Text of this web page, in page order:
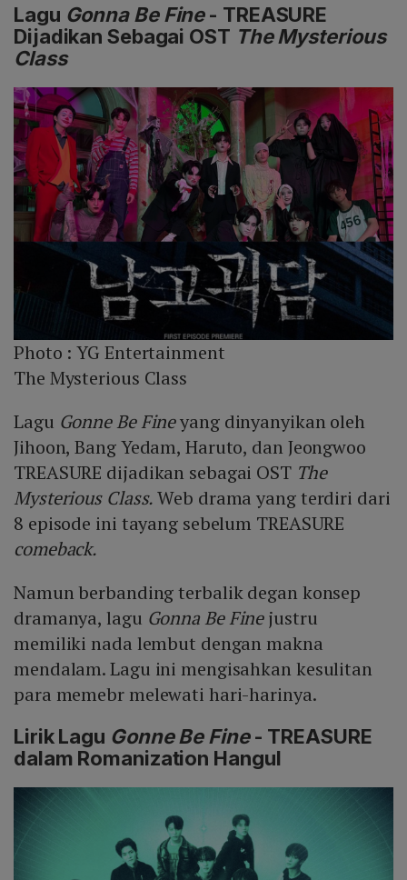
Lagu Gonna Be Fine- TREASURE
Dijadikan Sebagai OST The Mysterious
Class
Photo :YG Entertainment
The Mysterious Class
Lagu Gonne Be Fineyang dinyanyikan oleh
Jihoon, Bang Yedam, Haruto, dan Jeongwoo
TREASURE dijadikan sebagai OST The
Mysterious Class.Web drama yang terdiri dari
8 episode ini tayang sebelum TREASURE
comeback.
Namun berbanding terbalik degan konsep
dramanya, lagu Gonna Be Finejustru
memiliki nada lembut dengan makna
mendalam. Lagu ini mengisahkan kesulitan
para memebr melewati hari-harinya.
Lirik Lagu Gonne Be Fine- TREASURE
dalam Romanization Hangul